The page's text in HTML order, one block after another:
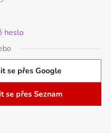
heslo
se přes Google
se přes Seznam